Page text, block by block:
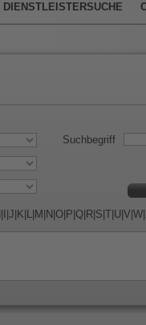
DIENSTLEISTERSUCHE
Suchbegriff
J K L M N O P Q R S T U V W